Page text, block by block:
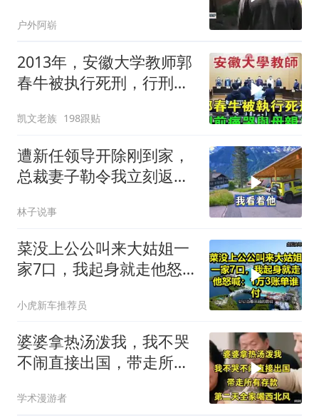
户外阿崭
2013年，安徽大学教师郭
春牛被执行死刑，行刑前
凯文老族 198跟贴
遭新任领导开除刚到家，
总裁妻子勒令我立刻返
林子说事
菜没上公公叫来大姑姐一
家7口，我起身就走他怒
小虎新车推荐员
婆婆拿热汤泼我，我不哭
不闹直接出国，带走所有
学术漫游者